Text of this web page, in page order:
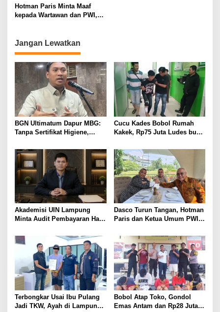
Posisi Baru
Hotman Paris Minta Maaf
kepada Wartawan dan PWI,
Jangan Lewatkan
BGN Ultimatum Dapur MBG:
Tanpa Sertifikat Higiene,
Cucu Kades Bobol Rumah
Kakek, Rp75 Juta Ludes buat
Ditembak Polisi
Akademisi UIN Lampung
Minta Audit Pembayaran Hak
Kepastian Hukum Tak Boleh
Berlarut
Dasco Turun Tangan, Hotman
Paris dan Ketua Umum PWI
Polemik Wartawan?
Terbongkar Usai Ibu Pulang
Jadi TKW, Ayah di Lampung
Bobol Atap Toko, Gondol
Emas Antam dan Rp28 Juta!